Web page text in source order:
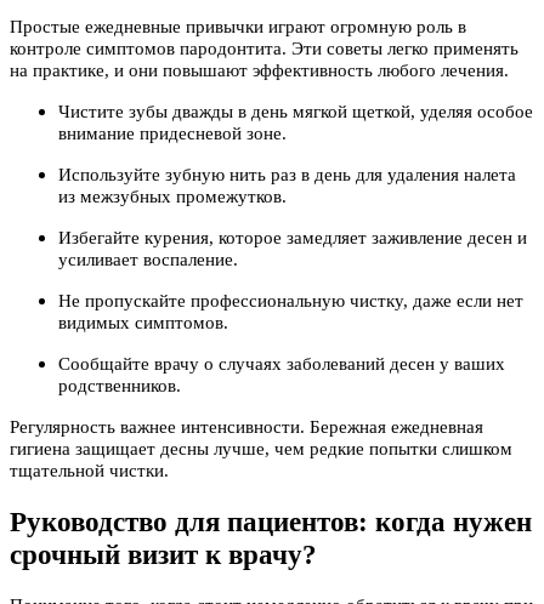
Простые ежедневные привычки играют огромную роль в
контроле симптомов пародонтита. Эти советы легко применять
на практике, и они повышают эффективность любого лечения.
Чистите зубы дважды в день мягкой щеткой, уделяя особое
внимание придесневой зоне.
Используйте зубную нить раз в день для удаления налета
из межзубных промежутков.
Избегайте курения, которое замедляет заживление десен и
усиливает воспаление.
Не пропускайте профессиональную чистку, даже если нет
видимых симптомов.
Сообщайте врачу о случаях заболеваний десен у ваших
родственников.
Регулярность важнее интенсивности. Бережная ежедневная
гигиена защищает десны лучше, чем редкие попытки слишком
тщательной чистки.
Руководство для пациентов: когда нужен
срочный визит к врачу?